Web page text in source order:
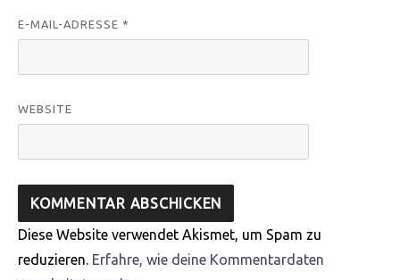
E-MAIL-ADRESSE *
WEBSITE
Diese Website verwendet Akismet, um Spam zu
reduzieren. Erfahre, wie deine Kommentardaten